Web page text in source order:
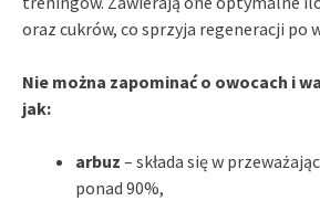
oraz cukrów, co sprzyja regeneracji po
Nie można zapominać o owocach i
jak:
arbuz – składa się w
ponad 90%,